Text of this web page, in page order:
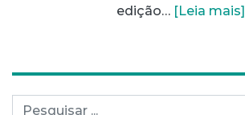
edição… [Leia mais]
Pesquisar por: